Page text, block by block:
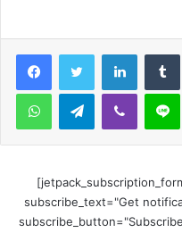
LinkedIn
WhatsAppTelegramViber
subscribe_text="Get